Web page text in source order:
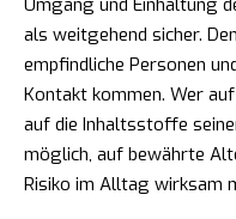
Umgang und Einhaltung
als weitgehend sicher.
empfindliche Personen
Kontakt kommen. Wer
auf die Inhaltsstoffe
möglich, auf bewährte
Risiko im Alltag wirksam